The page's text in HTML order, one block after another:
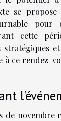
se
pour
cette
stratégiques
à ce rendez-
de novembre